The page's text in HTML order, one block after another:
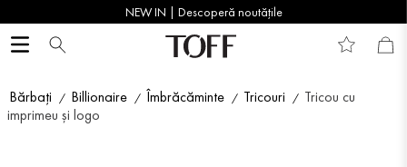
NEW IN | Descoperă noutățile
Bărbați Billionaire Îmbrăcăminte Tricouri
Tricou cu
imprimeu și logo